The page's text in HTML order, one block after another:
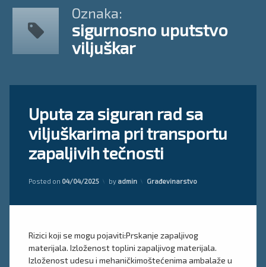
Oznaka:
sigurnosno uputstvo
viljuškar
Uputa za siguran rad sa
viljuškarima pri transportu
zapaljivih tečnosti
Posted on 04/04/2025 by admin Kategorije:
Građevinarstvo
Rizici koji se mogu pojaviti:Prskanje zapaljivog
materijala. Izloženost toplini zapaljivog materijala.
Izloženost udesu i mehaničkimoštećenima ambalaže u
sigurnosno
uputstvo
viljuškar
Uputa
komentar
on
Uputa
za
siguran
rad
viljuškarima
transportu